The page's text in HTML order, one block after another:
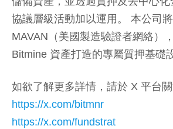
協議層級活動加以運用。 本公司
MAVAN（美國製造驗證者網絡）
Bitmine 資產打造的專屬質押基礎
如欲了解更多詳情，請於 X 平台關
https://x.com/bitmnr
https://x.com/fundstrat